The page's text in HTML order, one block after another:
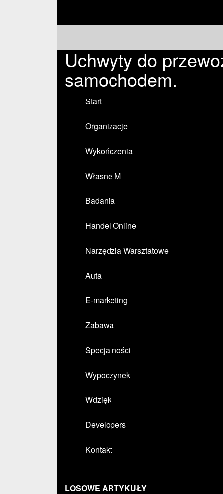
Uchwyty do
samochodem.
Start
Organizacje
Wykończenia
Własne M
Badania
Handel Online
Narzędzia Warsztatowe
Auta
E-marketing
Zabawa
Specjalności
Wypoczynek
Wdzięk
Developers
Kontakt
LOSOWE ARTYKUŁY